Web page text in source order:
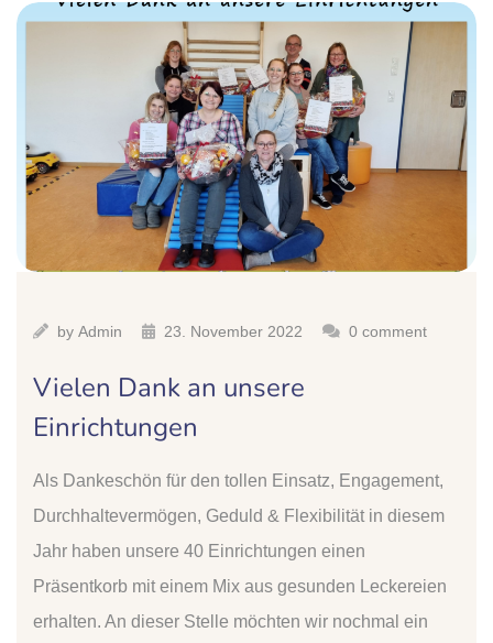
by Admin 23. November 2022 0 comment
Vielen Dank an unsere
Einrichtungen
Als Dankeschön für den tollen Einsatz, Engagement,
Durchhaltevermögen, Geduld & Flexibilität in diesem
Jahr haben unsere 40 Einrichtungen einen
Präsentkorb mit einem Mix aus gesunden Leckereien
erhalten. An dieser Stelle möchten wir nochmal ein